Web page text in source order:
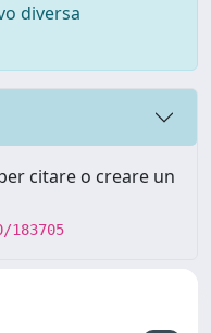
diversa
citare o creare un